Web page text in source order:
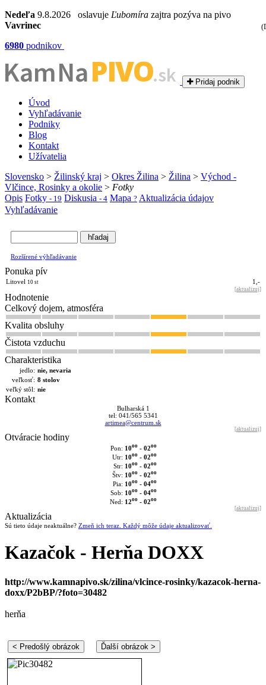
Nedeľa 9.8.2026 oslavuje Ľubomíra zajtra pozýva na pivo
Vavrinec
6980 podnikov
Kam NaPIVO.sk Pridaj podnik
Úvod
Vyhľadávanie
Podniky
Blog
Kontakt
Užívatelia
Slovensko > Žilinský kraj > Okres Žilina > Žilina > Východ -
Vlčince, Rosinky a okolie > Fotky
Opis Fotky - 19 Diskusia - 4 Mapa ? Aktualizácia údajov
Vyhľadávanie
Rozšírené výhľadávanie
Ponuka pív
Litovel 10 st 1,-
[aktualizuj]
Hodnotenie
Celkový dojem, atmosféra
Kvalita obsluhy
Čistota vzduchu
Charakteristika
jedlo: nie, nevaria
veľkosť: 8 stolov
veľký stôl: nie
Kontakt
Bulharská 1
tel: 041/565 5341
artimea@centrum.sk
[aktualizuj]
Otváracie hodiny
Pon: 10oo- 02oo
Utr: 10oo- 02oo
Str: 10oo- 02oo
Štv: 10oo- 02oo
Pia: 10oo- 04oo
Sob: 10oo- 04oo
Ned: 12oo- 02oo
[aktualizuj]
Aktualizácia
Sú tieto údaje neaktuálne? Zmeň ich teraz. Každý môže údaje aktualizovať.
Kazačok - Herňa DOXX
http://www.kamnapivo.sk/zilina/vlcince-rosinky/kazacok-herna-
doxx/P2bBP/?foto=30482
herňa